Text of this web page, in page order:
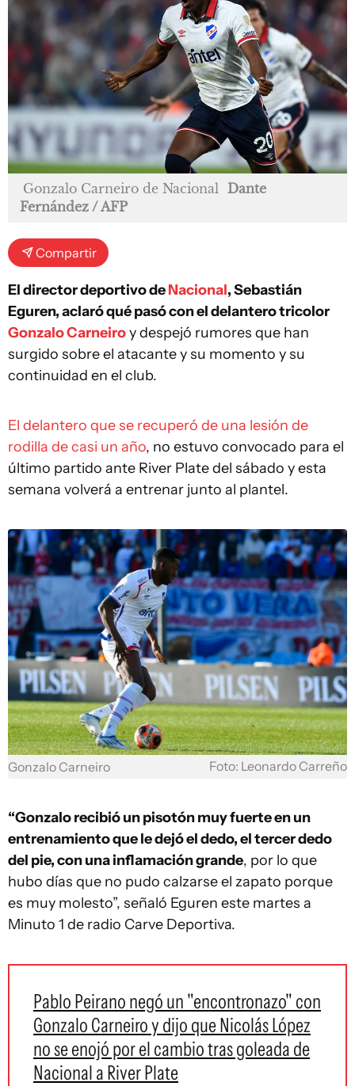
Gonzalo Carneiro de Nacional
Dante
Fernández / AFP
Compartir
El director deportivo deNacional, Sebastián
Eguren, aclaró qué pasó con el delantero tricolor
Gonzalo Carneiroy despejó rumores que han
surgido sobre el atacante y su momento y su
continuidad en el club.
El delantero que se recuperó de una lesión de
rodilla de casi un año, no estuvo convocado para el
último partido ante River Plate del sábado y esta
semana volverá a entrenar junto al plantel.
Gonzalo Carneiro Foto: Leonardo Carreño
“Gonzalo recibió un pisotón muy fuerte en un
entrenamiento que le dejó el dedo, el tercer dedo
del pie, con una inflamación grande, por lo que
hubo días que no pudo calzarse el zapato porque
es muy molesto”, señaló Eguren este martes a
Minuto 1 de radio Carve Deportiva.
Pablo Peirano negó un "encontronazo" con
Gonzalo Carneiro y dijo que Nicolás López
no se enojó por el cambio tras goleada de
Nacional a River Plate